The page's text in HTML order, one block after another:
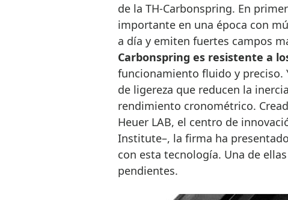
de la TH-Carbonspring. En
importante en una época con
a día y emiten fuertes campos
Carbonspring es resistente a
funcionamiento fluido y preciso.
de ligereza que reducen la
rendimiento cronométrico.
Heuer LAB, el centro de
Institute–, la firma ha
con esta tecnología. Una de
pendientes.